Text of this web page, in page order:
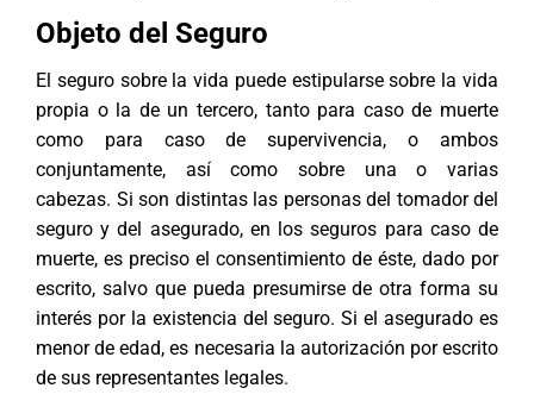
Objeto del Seguro
El seguro sobre la vida puede estipularse sobre la vida
propia o la de un tercero, tanto para caso de muerte
como para caso de supervivencia, o ambos
conjuntamente, así como sobre una o varias
cabezas. Si son distintas las personas del tomador del
seguro y del asegurado, en los seguros para caso de
muerte, es preciso el consentimiento de éste, dado por
escrito, salvo que pueda presumirse de otra forma su
interés por la existencia del seguro. Si el asegurado es
menor de edad, es necesaria la autorización por escrito
de sus representantes legales.